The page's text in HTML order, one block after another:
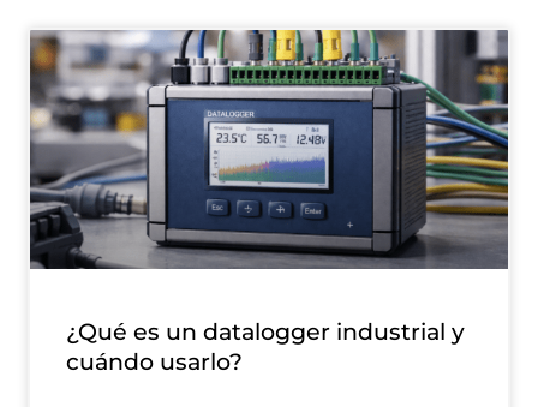
¿Qué es un datalogger industrial y
cuándo usarlo?